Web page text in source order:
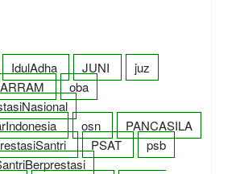
IdulAdha JUNI
juz
oba
osn
PANCASILA
PSAT
psb